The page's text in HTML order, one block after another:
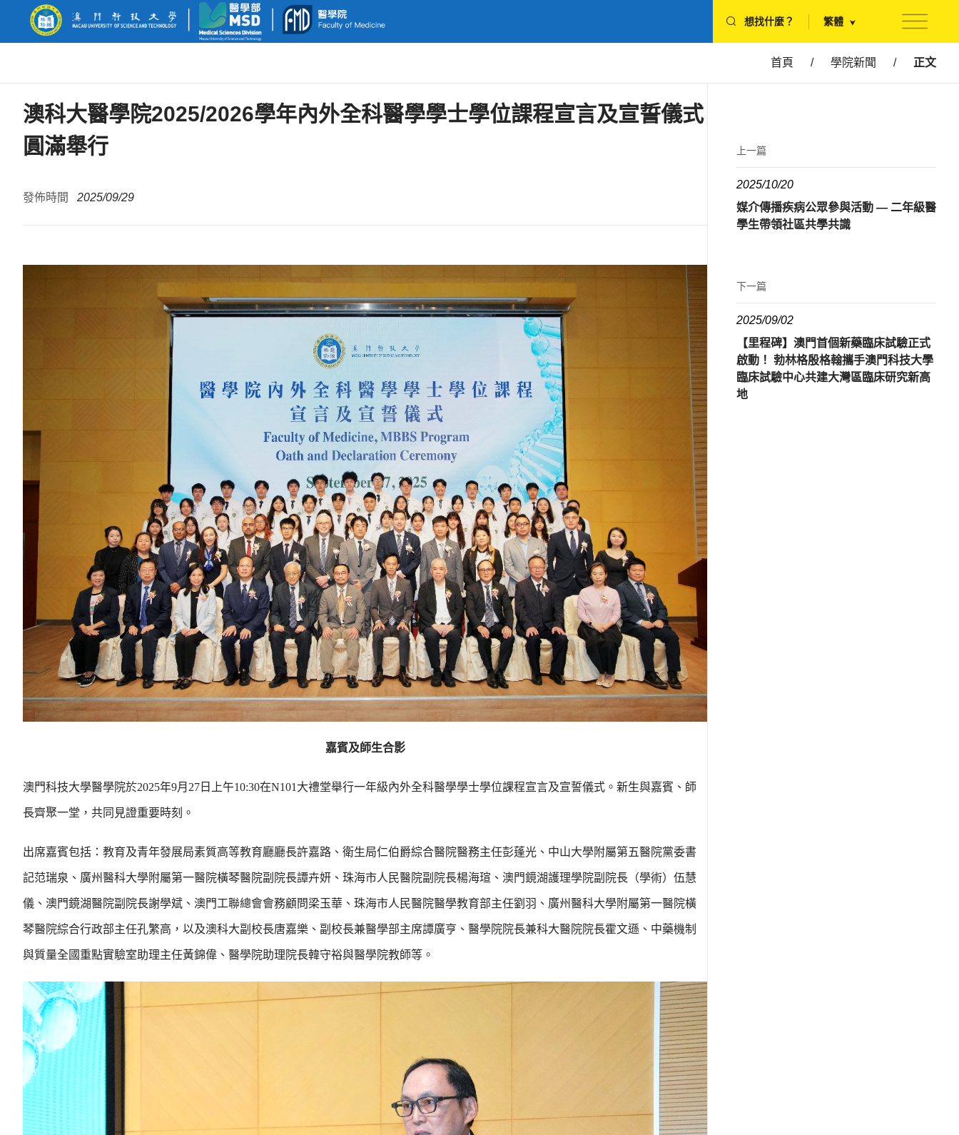
想找什麼？ 繁體
首頁 / 學院新聞 / 正文
澳科大醫學院2025/2026學年內外全科醫學學士學位課程宣言及宣誓儀式
圓滿舉行
發佈時間 2025/09/29
嘉賓及師生合影
澳門科技大學醫學院於2025年9月27日上午10:30在N101大禮堂舉行一年級內外全科醫學學士學位課程宣言及宣誓儀式。新生與嘉賓、師
長齊聚一堂，共同見證重要時刻。
出席嘉賓包括：教育及青年發展局素質高等教育廳廳長許嘉路、衛生局仁伯爵綜合醫院醫務主任彭蓬光、中山大學附屬第五醫院黨委書
記范瑞泉、廣州醫科大學附屬第一醫院橫琴醫院副院長譚卉妍、珠海市人民醫院副院長楊海瑄、澳門鏡湖護理學院副院長（學術）伍慧
儀、澳門鏡湖醫院副院長謝學斌、澳門工聯總會會務顧問梁玉華、珠海市人民醫院醫學教育部主任劉羽、廣州醫科大學附屬第一醫院橫
琴醫院綜合行政部主任孔繁高，以及澳科大副校長唐嘉樂、副校長兼醫學部主席譚廣亨、醫學院院長兼科大醫院院長霍文遜、中藥機制
與質量全國重點實驗室助理主任黃錦偉、醫學院助理院長韓守裕與醫學院教師等。
上一篇
2025/10/20
媒介傳播疾病公眾參與活動 — 二年級醫
學生帶領社區共學共識
下一篇
2025/09/02
【里程碑】澳門首個新藥臨床試驗正式
啟動！ 勃林格殷格翰攜手澳門科技大學
臨床試驗中心共建大灣區臨床研究新高
地